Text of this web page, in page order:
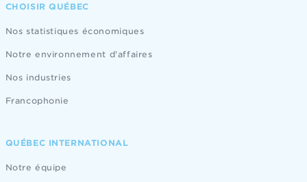
CHOISIR QUÉBEC
Nos statistiques économiques
Notre environnement d'affaires
Nos industries
Francophonie
QUÉBEC INTERNATIONAL
Notre équipe